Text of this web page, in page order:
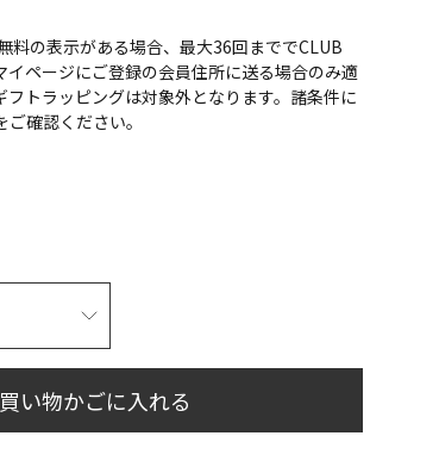
料の表示がある場合、最大36回まででCLUB
ページにご登録の会員住所に送る場合のみ適
フトラッピングは対象外となります。諸条件に
ご確認ください。
買い物かごに入れる